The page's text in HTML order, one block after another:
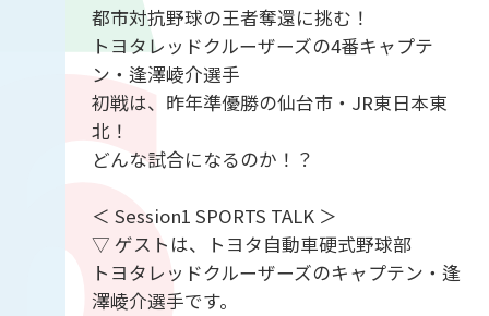
都市対抗野球の王者奪還に挑む！
トヨタレッドクルーザーズの4番キャプテ
ン・逢澤崚介選手
初戦は、昨年準優勝の仙台市・JR東日本東
北！
どんな試合になるのか！？
＜ Session1 SPORTS TALK ＞
▽ ゲストは、トヨタ自動車硬式野球部
トヨタレッドクルーザーズのキャプテン・逢
澤崚介選手です。